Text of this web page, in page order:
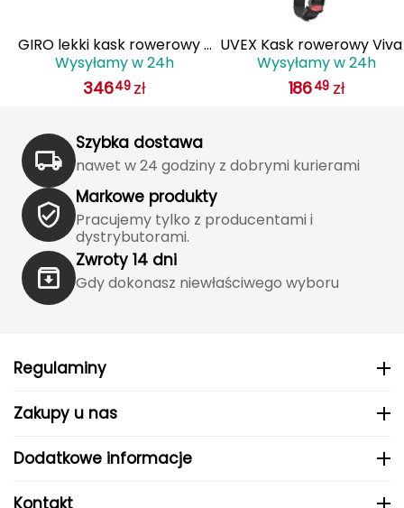
Karpos
Kavu
Kayland
Keen
Klymit
L
GIRO lekki kask rowerowy z
systemem wentylacji AGILIS
biały
Wysyłamy w 24h
34649 zł
UVEX Kask rowerowy
biały
Wysyłamy w 24h
18649 zł
Szybka dostawa
nawet w 24 godziny z dobrymi kurierami
Markowe produkty
Pracujemy tylko z producentami i
dystrybutorami.
Zwroty 14 dni
Gdy dokonasz niewłaściwego wyboru
Regulaminy
Zakupy u nas
Dodatkowe informacje
Kontakt